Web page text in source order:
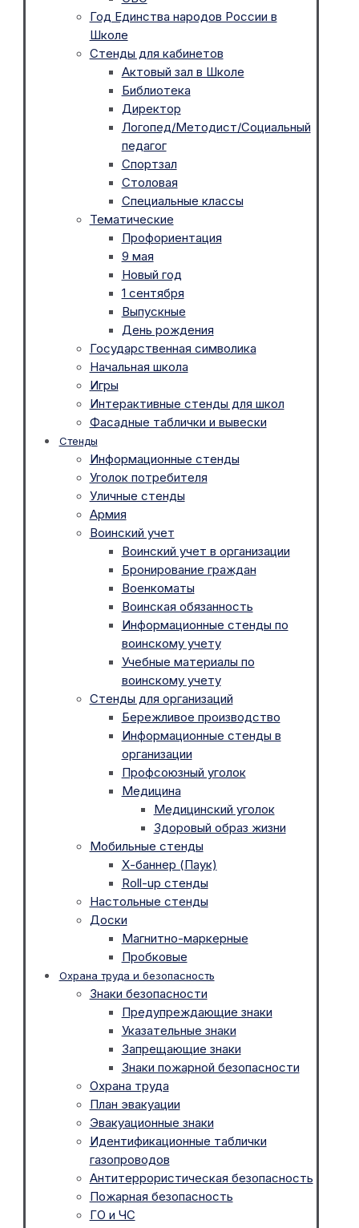
Год Единства народов России в
Школе
Стенды для кабинетов
Актовый зал в Школе
Библиотека
Директор
Логопед/Методист/Социальный
педагог
Спортзал
Столовая
Специальные классы
Тематические
Профориентация
9 мая
Новый год
1 сентября
Выпускные
День рождения
Государственная символика
Начальная школа
Игры
Интерактивные стенды для школ
Фасадные таблички и вывески
Стенды
Информационные стенды
Уголок потребителя
Уличные стенды
Армия
Воинский учет
Воинский учет в организации
Бронирование граждан
Военкоматы
Воинская обязанность
Информационные стенды по
воинскому учету
Учебные материалы по
воинскому учету
Стенды для организаций
Бережливое производство
Информационные стенды в
организации
Профсоюзный уголок
Медицина
Медицинский уголок
Здоровый образ жизни
Мобильные стенды
Х-баннер (Паук)
Roll-up стенды
Настольные стенды
Доски
Магнитно-маркерные
Пробковые
Охрана труда и безопасность
Знаки безопасности
Предупреждающие знаки
Указательные знаки
Запрещающие знаки
Знаки пожарной безопасности
Охрана труда
План эвакуации
Эвакуационные знаки
Идентификационные таблички
газопроводов
Антитеррористическая безопасность
Пожарная безопасность
ГО и ЧС